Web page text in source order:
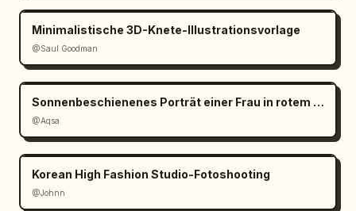
Minimalistische 3D-Knete-Illustrationsvorlage
@Saul Goodman
Sonnenbeschienenes Porträt einer Frau in rotem Satin
@Aqsa
Korean High Fashion Studio-Fotoshooting
@Johnn